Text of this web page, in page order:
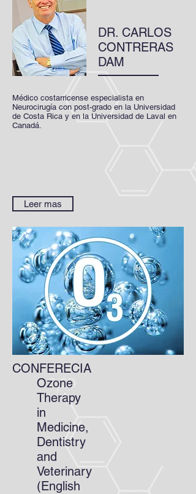
Médico costarricense especialista en
Neurocirugía con post-grado en la Universidad
de Costa Rica y en la Universidad de Laval en
Canadá.
DR. CARLOS
CONTRERAS
DAM
Leer mas
CONFERECIA
Ozone
Therapy
in
Medicine,
Dentistry
and
Veterinary
(English